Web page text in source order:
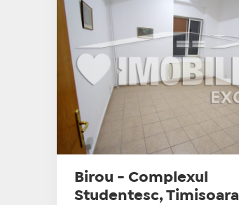
Birou - Complexul
Studentesc, Timisoara